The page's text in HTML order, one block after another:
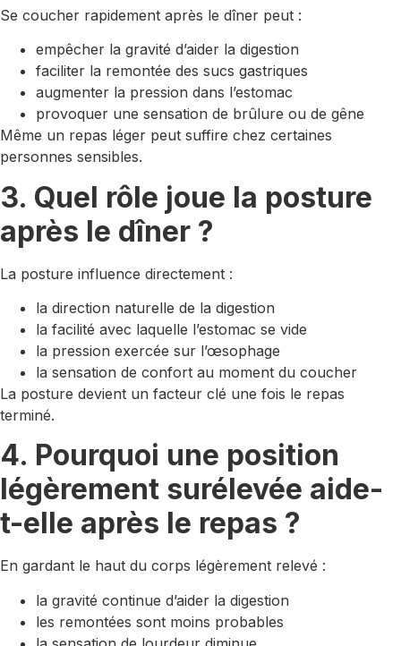
Se coucher rapidement après le dîner peut :
empêcher la gravité d’aider la digestion
faciliter la remontée des sucs gastriques
augmenter la pression dans l’estomac
provoquer une sensation de brûlure ou de gêne
Même un repas léger peut suffire chez certaines
personnes sensibles.
3. Quel rôle joue la posture
après le dîner ?
La posture influence directement :
la direction naturelle de la digestion
la facilité avec laquelle l’estomac se vide
la pression exercée sur l’œsophage
la sensation de confort au moment du coucher
La posture devient un facteur clé une fois le repas
terminé.
4. Pourquoi une position
légèrement surélevée aide-
t-elle après le repas ?
En gardant le haut du corps légèrement relevé :
la gravité continue d’aider la digestion
les remontées sont moins probables